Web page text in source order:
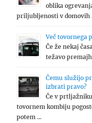
oblika
priljubljenosti v domovih
Več tovornega
Če že nekaj
težavo
Čemu služijo
izbrati pravo?
Če v
tovornem kombiju
potem …